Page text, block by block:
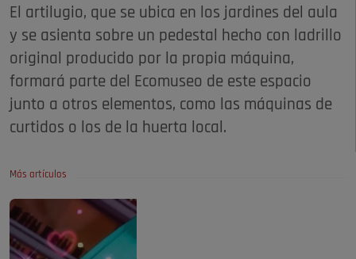
El artilugio, que se ubica en los jardines del aula
y se asienta sobre un pedestal hecho con ladrillo
original producido por la propia máquina,
formará parte del Ecomuseo de este espacio
junto a otros elementos, como las máquinas de
curtidos o los de la huerta local.
Más artículos